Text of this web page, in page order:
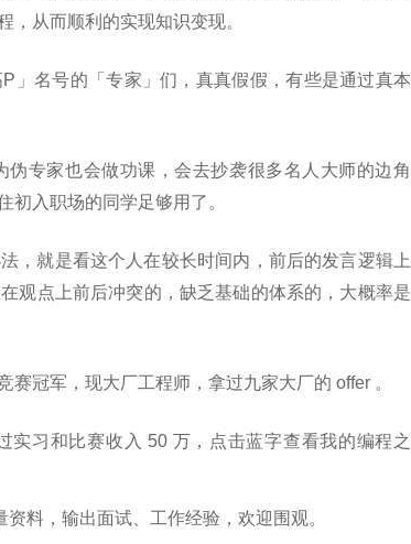
从而顺利的实现知识变现。
」名号的「专家」们，真真假假，有些是通过真本
专家也会做功课，会去抄袭很多名人大师的边角
初入职场的同学足够用了。
，就是看这个人在较长时间内，前后的发言逻辑上
观点上前后冲突的，缺乏基础的体系的，大概率是
冠军，现大厂工程师，拿过九家大厂的 offer 。
习和比赛收入 50 万，点击蓝字查看我的编程之
料，输出面试、工作经验，欢迎围观。